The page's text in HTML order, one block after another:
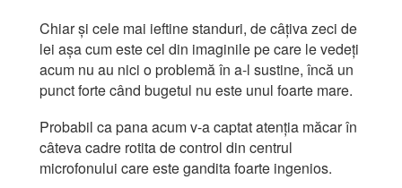
Chiar și cele mai ieftine standuri, de câțiva zeci de
lei așa cum este cel din imaginile pe care le vedeți
acum nu au nici o problemă în a-l sustine, încă un
punct forte când bugetul nu este unul foarte mare.
Probabil ca pana acum v-a captat atenția măcar în
câteva cadre rotita de control din centrul
microfonului care este gandita foarte ingenios.